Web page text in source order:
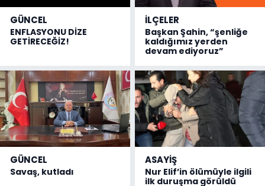
GÜNCEL
ENFLASYONU DİZE
GETİRECEĞİZ!
İLÇELER
Başkan Şahin, “şenliğe
kaldığımız yerden
devam ediyoruz”
GÜNCEL
Savaş, kutladı
ASAYİŞ
Nur Elif’in ölümüyle ilgili
ilk duruşma görüldü